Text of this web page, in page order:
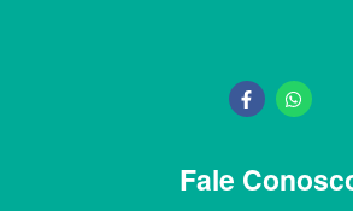
Fale